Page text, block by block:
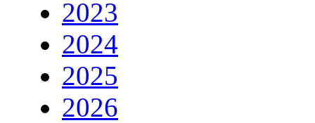
2023
2024
2025
2026